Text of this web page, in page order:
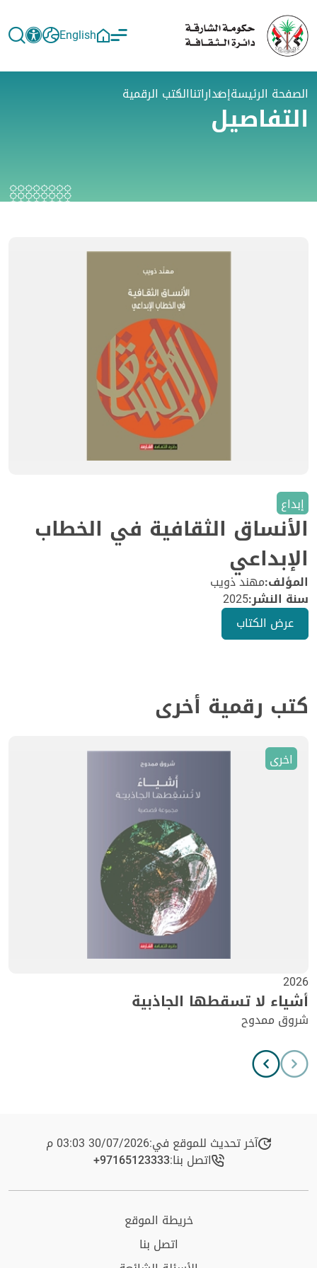
English
الصفحة الرئيسةإصداراتناالكتب الرقمية
التفاصيل
إبداع
الأنساق الثقافية في الخطاب
الإبداعي
المؤلف:مهند ذويب
سنة النشر:2025
عرض الكتاب
كتب رقمية أخرى
اخرى
2026
أشياء لا تسقطها الجاذبية
شروق ممدوح
آخر تحديث للموقع في:30/07/2026 03:03 م
اتصل بنا:+97165123333​
خريطة الموقع
اتصل بنا